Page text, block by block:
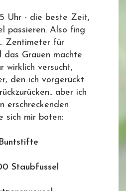
Uhr - die beste Zeit,
passieren. Also fing
Zentimeter für
das Grauen machte
wirklich versucht,
den ich vorgerückt
aber ich
erschreckenden
sich mir boten:
Staubfussel